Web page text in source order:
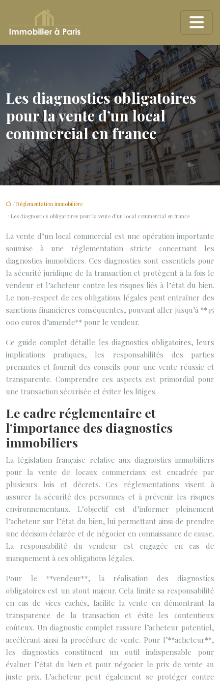
Les diagnostics obligatoires
pour la vente d’un local
commercial en france
/ Réglementation immobilière
/ Les diagnostics obligatoires pour la vente d’un local commercial en france
La vente d’un local commercial est une opération importante
soumise à une réglementation stricte concernant les
diagnostics immobiliers. Ces diagnostics sont essentiels pour
la sécurité juridique de la transaction et protègent à la fois le
vendeur et l’acheteur contre les risques liés à l’état du bien.
Le non-respect de ces obligations légales peut entraîner des
sanctions financières conséquentes, pouvant aller jusqu’à **45
000 euros d’amende** pour le vendeur.
Ce guide complet détaille les diagnostics obligatoires, leurs
implications pratiques, les responsabilités des parties
prenantes et fournit des conseils pour une vente réussie et
transparente. Comprendre ces aspects est primordial pour
une transaction sécurisée et éviter les litiges.
Le cadre réglementaire et
l’importance des diagnostics
immobiliers
La législation française relative aux diagnostics immobiliers
pour la vente de locaux commerciaux est encadrée par
plusieurs lois et décrets. Ces réglementations visent à
assurer la sécurité des personnes et à prévenir les risques
environnementaux. L’objectif est d’informer pleinement
l’acheteur sur l’état du bien, lui permettant ainsi de prendre
une décision éclairée et de négocier en connaissance de cause.
La responsabilité du vendeur est engagée en cas de
manquement à ces obligations légales.
Pour le **vendeur**, la réalisation des diagnostics
obligatoires est un atout majeur. Cela limite sa responsabilité
en cas de vices cachés, facilite la vente en démontrant la
transparence de la transaction et évite les contentieux
coûteux. Un diagnostic complet rassure l’acheteur potentiel,
accélérant ainsi la procédure de vente. Pour l’**acheteur**,
les diagnostics constituent un outil indispensable pour
évaluer l’état du bien et pour négocier le prix de vente au
juste prix. L’acheteur peut également se protéger contre